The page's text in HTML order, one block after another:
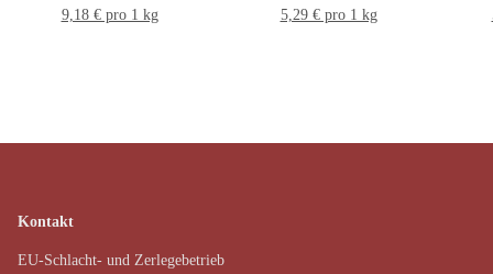
9,18 € pro 1 kg 5,29 € pro 1 kg
Kontakt
EU-Schlacht- und Zerlegebetrieb